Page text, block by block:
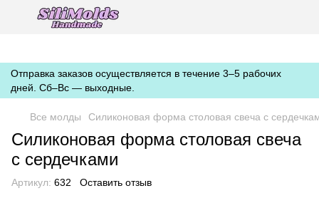
https://silimolds.com.ua//.well-known/apple-developer-merchantid-
domain-association
Отправка заказов осуществляется в течение 3–5 рабочих
дней. Сб–Вс — выходные.
Все молды Силиконовая форма столовая свеча с
Силиконовая форма столовая свеча
с сердечками
Артикул: 632 Оставить отзыв